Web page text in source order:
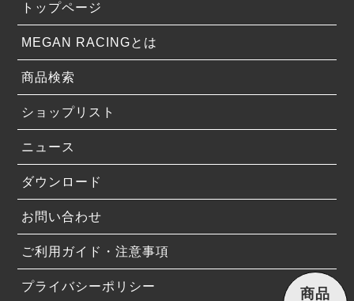
トップページ
MEGAN RACINGとは
商品検索
ショップリスト
ニュース
ダウンロード
お問い合わせ
ご利用ガイド・注意事項
プライバシーポリシー 商品